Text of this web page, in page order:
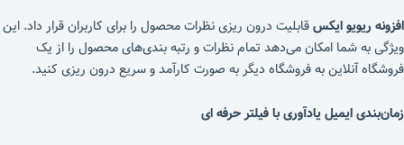
افزونه ریویو ایکسقابلیت درون ریزی نظرات محصول را برای کاربران قرار داد. این
ویژگی به شما امکان می‌دهد تمام نظرات و رتبه ‌بندی‌های محصول را از یک
فروشگاه آنلاین به فروشگاه دیگر به صورت کارآمد و سریع درون ریزی کنید.
زمان‌بندی ایمیل یادآوری با فیلتر حرفه ای